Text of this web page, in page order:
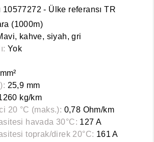
10577272 - Ülke referansı TR
(1000m)
kahve, siyah, gri
Yok
25,9 mm
kg/km
20 °C (maks.): 0,78 Ohm/km
havada 30°C: 127 A
toprak/direk 20°C: 161 A